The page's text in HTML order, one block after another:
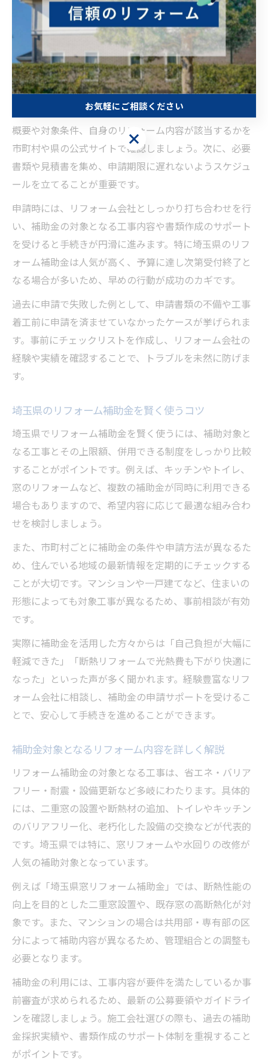
フォーム体験
リフォーム補助金の申請手順と成功ポイント
リフォーム補助金をスムーズに活用するためには、申請
手順の理解と事前準備が欠かせません。まず、補助金の
概要や対象条件、自身のリフォーム内容が該当するかを
市町村や県の公式サイトで確認しましょう。次に、必要
書類や見積書を集め、申請期限に遅れないようスケジュ
ールを立てることが重要です。
申請時には、リフォーム会社としっかり打ち合わせを行
い、補助金の対象となる工事内容や書類作成のサポート
を受けると手続きが円滑に進みます。特に埼玉県のリフ
ォーム補助金は人気が高く、予算に達し次第受付終了と
なる場合が多いため、早めの行動が成功のカギです。
過去に申請で失敗した例として、申請書類の不備や工事
着工前に申請を済ませていなかったケースが挙げられま
す。事前にチェックリストを作成し、リフォーム会社の
経験や実績を確認することで、トラブルを未然に防げま
す。
埼玉県のリフォーム補助金を賢く使うコツ
埼玉県でリフォーム補助金を賢く使うには、補助対象と
なる工事とその上限額、併用できる制度をしっかり比較
することがポイントです。例えば、キッチンやトイレ、
窓のリフォームなど、複数の補助金が同時に利用できる
場合もありますので、希望内容に応じて最適な組み合わ
せを検討しましょう。
また、市町村ごとに補助金の条件や申請方法が異なるた
め、住んでいる地域の最新情報を定期的にチェックする
ことが大切です。マンションや一戸建てなど、住まいの
形態によっても対象工事が異なるため、事前相談が有効
です。
実際に補助金を活用した方々からは「自己負担が大幅に
軽減できた」「断熱リフォームで光熱費も下がり快適に
なった」といった声が多く聞かれます。経験豊富なリフ
ォーム会社に相談し、補助金の申請サポートを受けるこ
とで、安心して手続きを進めることができます。
補助金対象となるリフォーム内容を詳しく解説
リフォーム補助金の対象となる工事は、省エネ・バリア
フリー・耐震・設備更新など多岐にわたります。具体的
には、二重窓の設置や断熱材の追加、トイレやキッチン
のバリアフリー化、老朽化した設備の交換などが代表的
です。埼玉県では特に、窓リフォームや水回りの改修が
人気の補助対象となっています。
例えば「埼玉県窓リフォーム補助金」では、断熱性能の
向上を目的とした二重窓設置や、既存窓の高断熱化が対
象です。また、マンションの場合は共用部・専有部の区
分によって補助内容が異なるため、管理組合との調整も
必要となります。
補助金の利用には、工事内容が要件を満たしているか事
前審査が求められるため、最新の公募要領やガイドライ
ンを確認しましょう。施工会社選びの際も、過去の補助
金採択実績や、書類作成のサポート体制を重視すること
がポイントです。
お気軽にご相談ください
お気軽にご相談ください